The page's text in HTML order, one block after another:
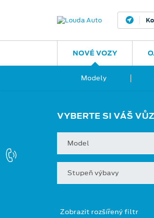
NOVÉ VOZY
Modely
VYBERTE SI VÁŠ VŮZ
Model
Stupeň výbavy
Zobrazit rozšířený filtr